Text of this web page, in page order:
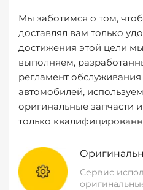
Мы заботимся о том,
доставлял вам только
достижения этой цели
выполняем,
регламент
автомобилей,
оригинальные запчасти
только
Сервис